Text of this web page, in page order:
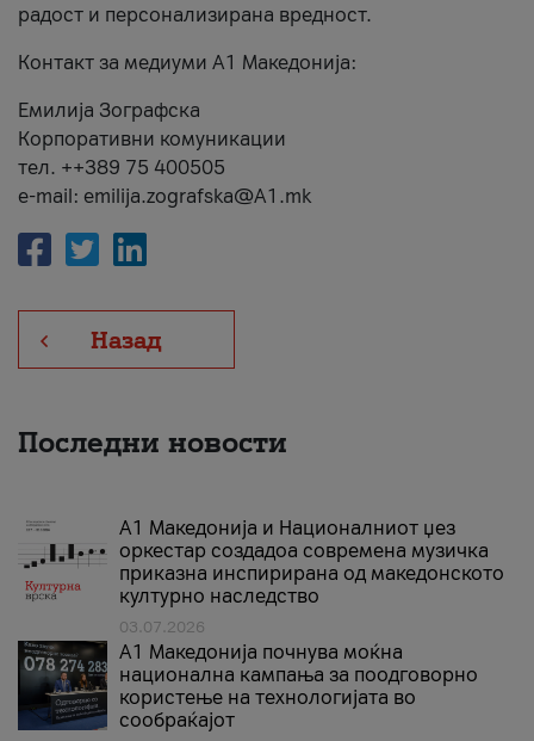
радост и персонализирана вредност.
Контакт за медиуми А1 Македонија:
Емилија Зографска
Корпоративни комуникации
тел. ++389 75 400505
e-mail: emilija.zografska@A1.mk
Назад
Последни новости
А1 Македонија и Националниот џез
оркестар создадоа современа музичка
приказна инспирирана од македонското
културно наследство
03.07.2026
A1 Македонија почнува моќна
национална кампања за поодговорно
користење на технологијата во
сообраќајот